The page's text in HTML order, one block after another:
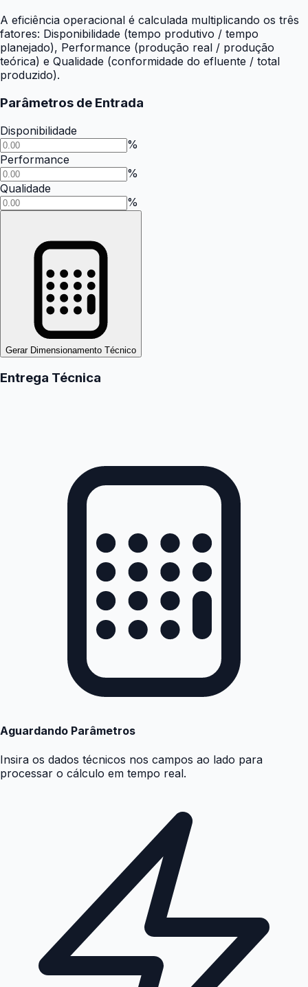
A eficiência operacional é calculada multiplicando os três
fatores: Disponibilidade (tempo produtivo / tempo
planejado), Performance (produção real / produção
teórica) e Qualidade (conformidade do efluente / total
produzido).
Parâmetros de Entrada
Disponibilidade
%
Performance
%
Qualidade
%
Gerar Dimensionamento Técnico
Entrega Técnica
Aguardando Parâmetros
Insira os dados técnicos nos campos ao lado para
processar o cálculo em tempo real.